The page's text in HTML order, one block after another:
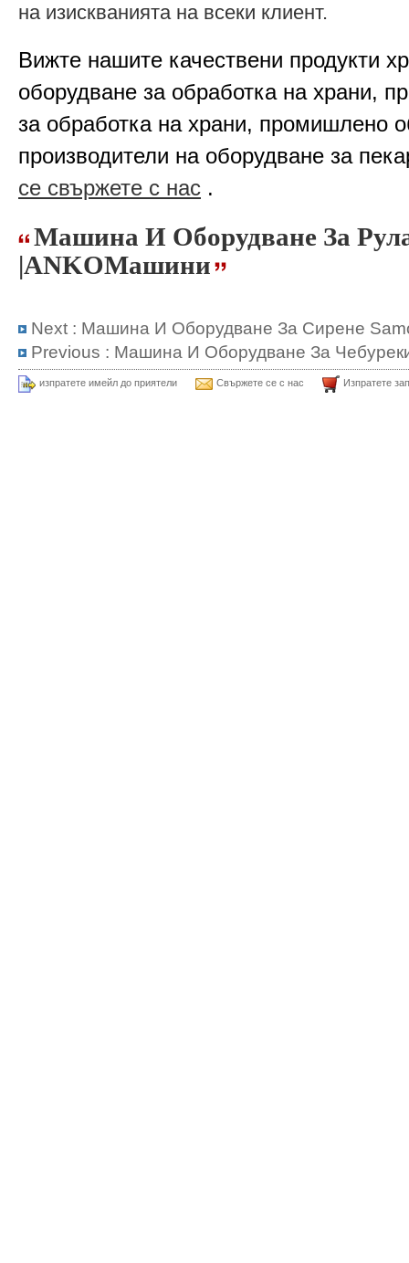
на изискванията на всеки клиент.
Вижте нашите качествени продукти
оборудване за обработка на храни,
за обработка на храни, промишлено
производители на оборудване за
се свържете с нас .
Машина И Оборудване За
|ANKOМашини
Next : Машина И Оборудване За Сирене
Previous : Машина И Оборудване За
изпратете имейл до приятели Свържете се с нас Изпратете